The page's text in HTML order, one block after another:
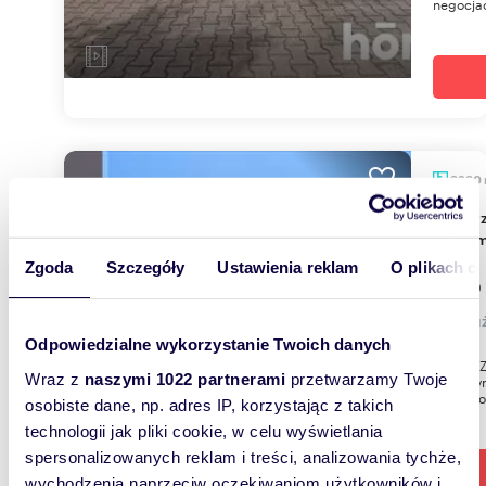
Zgoda Szczegóły Ustawienia reklam O plikach
Odpowiedzialne wykorzystanie Twoich danych
Wraz z naszymi 1022 partnerami przetwarzamy Twoje
osobiste dane, np. adres IP, korzystając z takich
technologii jak pliki cookie, w celu wyświetlania
spersonalizowanych reklam i treści, analizowania tychże,
3230
Do sprzedania kompleks magazynowo-biurowy
3230
1
lokal
NA